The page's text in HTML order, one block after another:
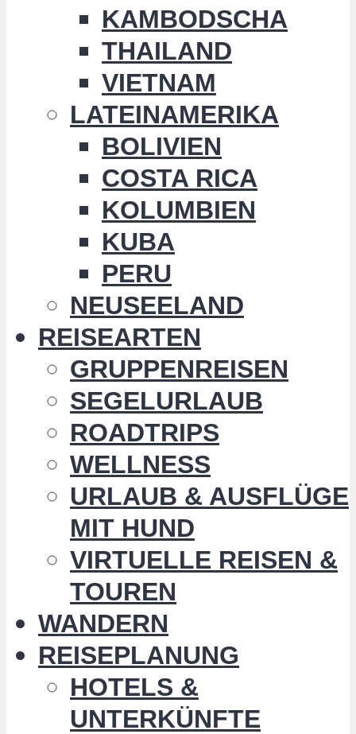
KAMBODSCHA
THAILAND
VIETNAM
LATEINAMERIKA
BOLIVIEN
COSTA RICA
KOLUMBIEN
KUBA
PERU
NEUSEELAND
REISEARTEN
GRUPPENREISEN
SEGELURLAUB
ROADTRIPS
WELLNESS
URLAUB & AUSFLÜGE
MIT HUND
VIRTUELLE REISEN &
TOUREN
WANDERN
REISEPLANUNG
HOTELS &
UNTERKÜNFTE